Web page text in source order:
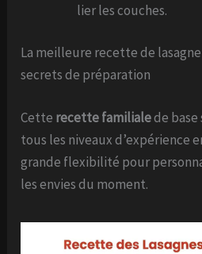
lier les couches.
La meilleure recette de
secrets de préparation
Cette recette familialede base
tous les niveaux d’expérience
grande flexibilité pour
les envies du moment.